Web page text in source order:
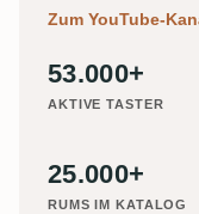
Zum YouTube-
53.000+
AKTIVE TASTER
25.000+
RUMS IM KATALOG